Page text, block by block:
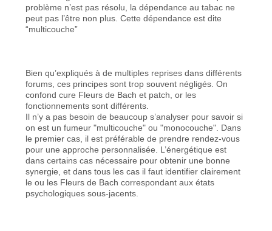
problème n’est pas résolu, la dépendance au tabac ne
peut pas l’être non plus. Cette dépendance est dite
“multicouche”
Bien qu’expliqués à de multiples reprises dans différents
forums, ces principes sont trop souvent négligés. On
confond cure Fleurs de Bach et patch, or les
fonctionnements sont différents.
Il n’y a pas besoin de beaucoup s’analyser pour savoir si
on est un fumeur "multicouche" ou "monocouche". Dans
le premier cas, il est préférable de prendre rendez-vous
pour une approche personnalisée. L’énergétique est
dans certains cas nécessaire pour obtenir une bonne
synergie, et dans tous les cas il faut identifier clairement
le ou les Fleurs de Bach correspondant aux états
psychologiques sous-jacents.